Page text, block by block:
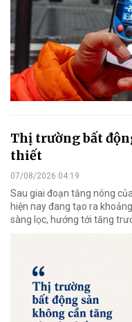
Thị trường bất
thiết
07/08/2026 04:19
Sau giai đoạn tăng nóng
hiện nay đang tạo ra
sàng lọc, hướng tới tăng